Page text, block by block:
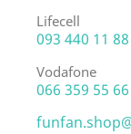
Lifecell
093 440 11 88
Vodafone
066 359 55 66